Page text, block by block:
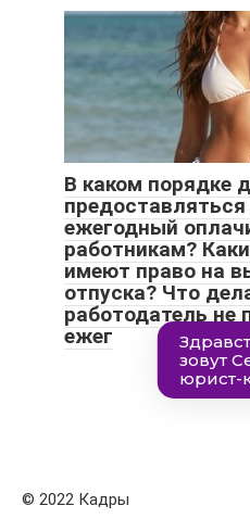
В каком порядке
ежегодный
работникам?
имеют право на
отпуска? Что
работодатель не
ежег
© 2022 Кадры